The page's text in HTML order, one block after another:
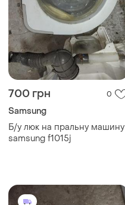
700 грн 0
Samsung
Б/у люк на пральну машину
samsung f1015j